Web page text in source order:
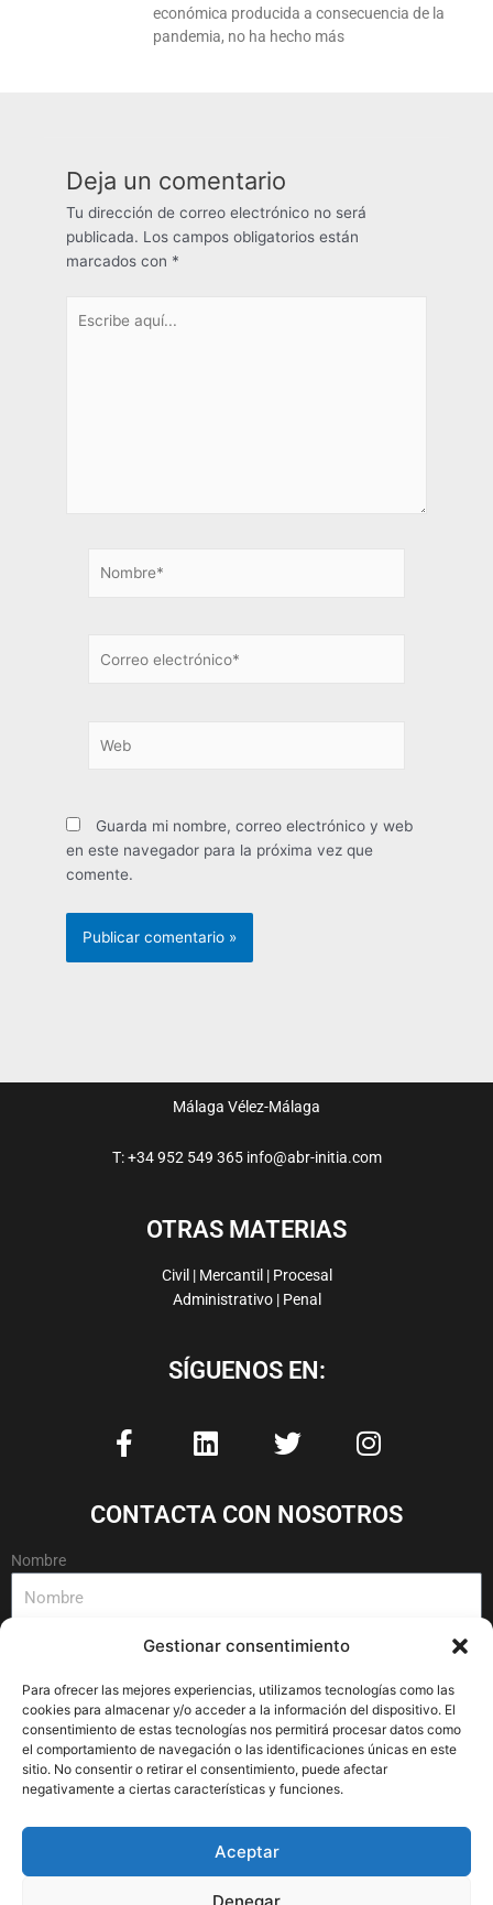
Gestionar consentimiento
Para ofrecer las mejores experiencias, utilizamos tecnologías como las
cookies para almacenar y/o acceder a la información del dispositivo. El
consentimiento de estas tecnologías nos permitirá procesar datos como
el comportamiento de navegación o las identificaciones únicas en este
sitio. No consentir o retirar el consentimiento, puede afectar
negativamente a ciertas características y funciones.
Aceptar
Denegar
económica producida a consecuencia de la
pandemia, no ha hecho más
Deja un comentario
Tu dirección de correo electrónico no será
publicada. Los campos obligatorios están
marcados con *
aquí...
electrónico*
Guarda mi nombre, correo electrónico y web
en este navegador para la próxima vez que
comente.
Málaga Vélez-Málaga
T: +34 952 549 365 info@abr-initia.com
OTRAS MATERIAS
Civil | Mercantil | Procesal
Administrativo | Penal
SÍGUENOS EN:
a
e
b
o
i
k
e
i
w
t
t
r
n
t
a
r
CONTACTA CON NOSOTROS
Nombre
Mensaje